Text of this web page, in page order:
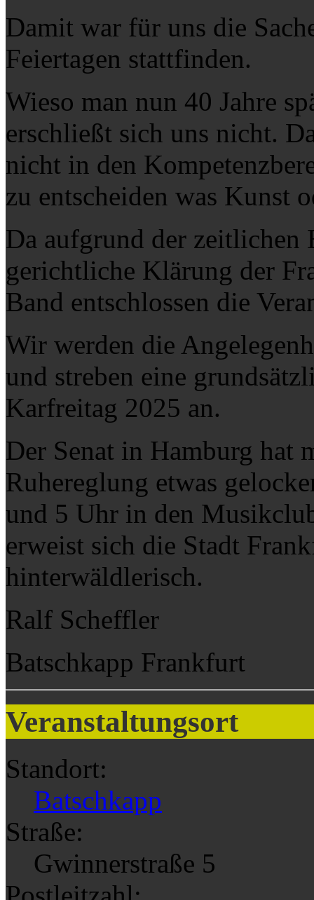
Damit war für uns die
Feiertagen stattfinden.
Wieso man nun 40 Jahre
erschließt sich uns nicht.
nicht in den
zu entscheiden was Kunst
Da aufgrund der zeitlichen
gerichtliche Klärung der
Band entschlossen die
Wir werden die
und streben eine
Karfreitag 2025 an.
Der Senat in Hamburg hat
Ruhereglung etwas
und 5 Uhr in den
erweist sich die Stadt
hinterwäldlerisch.
Ralf Scheffler
Batschkapp Frankfurt
Veranstaltungsort
Standort:
Batschkapp
Straße:
Gwinnerstraße 5